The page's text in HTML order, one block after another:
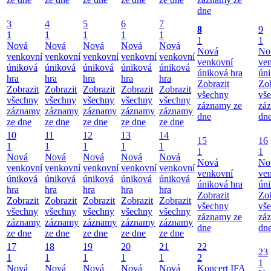
dne
3
1
Nová
venkovní
úniková
hra
Zobrazit
všechny
záznamy
ze dne
4
1
Nová
venkovní
úniková
hra
Zobrazit
všechny
záznamy
ze dne
5
1
Nová
venkovní
úniková
hra
Zobrazit
všechny
záznamy
ze dne
6
1
Nová
venkovní
úniková
hra
Zobrazit
všechny
záznamy
ze dne
7
1
Nová
venkovní
úniková
hra
Zobrazit
všechny
záznamy
ze dne
8
1
Nová
venkovní
úniková hra
Zobrazit
všechny
záznamy ze
dne
9
1
10
1
Nová
venkovní
úniková
hra
Zobrazit
všechny
záznamy
ze dne
11
1
Nová
venkovní
úniková
hra
Zobrazit
všechny
záznamy
ze dne
12
1
Nová
venkovní
úniková
hra
Zobrazit
všechny
záznamy
ze dne
13
1
Nová
venkovní
úniková
hra
Zobrazit
všechny
záznamy
ze dne
14
1
Nová
venkovní
úniková
hra
Zobrazit
všechny
záznamy
ze dne
15
1
Nová
venkovní
úniková hra
Zobrazit
všechny
záznamy ze
dne
16
1
17
1
Nová
18
1
Nová
19
1
Nová
20
1
Nová
21
1
Nová
22
2
Koncert IFA
23
1